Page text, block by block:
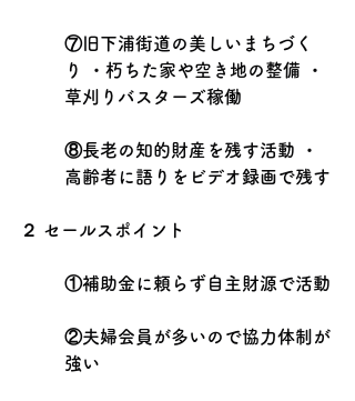
⑦旧下浦街道の美しいまちづく
り ・朽ちた家や空き地の整備 ・
草刈りバスターズ稼働
⑧長老の知的財産を残す活動 ・
高齢者に語りをビデオ録画で残す
２ セールスポイント
①補助金に頼らず自主財源で活動
②夫婦会員が多いので協力体制が
強い